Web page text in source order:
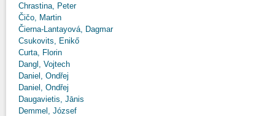
Chrastina, Peter
Čičo, Martin
Čierna-Lantayová, Dagmar
Csukovits, Enikő
Curta, Florin
Dangl, Vojtech
Daniel, Ondřej
Daniel, Ondřej
Daugavietis, Jānis
Demmel, József